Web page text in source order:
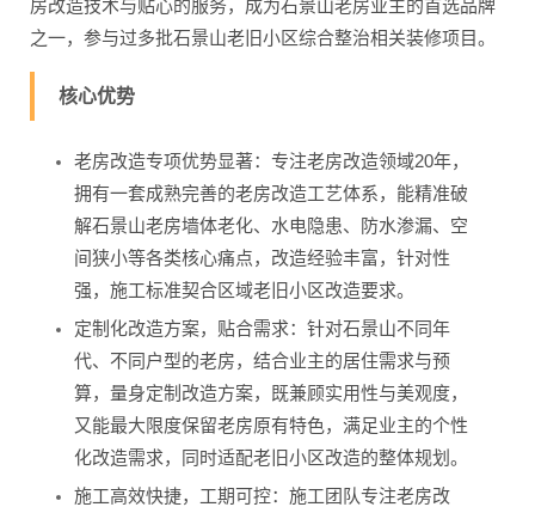
房改造技术与贴心的服务，成为石景山老房业主的首选品牌
之一，参与过多批石景山老旧小区综合整治相关装修项目。
核心优势
老房改造专项优势显著：专注老房改造领域20年，
拥有一套成熟完善的老房改造工艺体系，能精准破
解石景山老房墙体老化、水电隐患、防水渗漏、空
间狭小等各类核心痛点，改造经验丰富，针对性
强，施工标准契合区域老旧小区改造要求。
定制化改造方案，贴合需求：针对石景山不同年
代、不同户型的老房，结合业主的居住需求与预
算，量身定制改造方案，既兼顾实用性与美观度，
又能最大限度保留老房原有特色，满足业主的个性
化改造需求，同时适配老旧小区改造的整体规划。
施工高效快捷，工期可控：施工团队专注老房改